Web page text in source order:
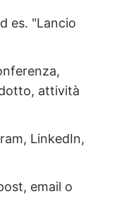
es. "Lancio
attività
LinkedIn,
email o